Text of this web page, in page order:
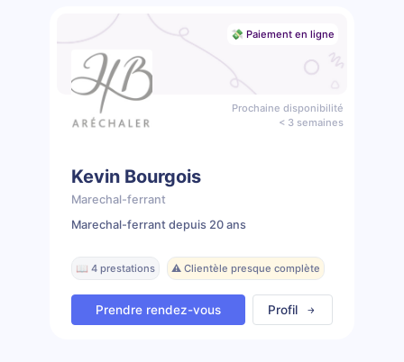
💸 Paiement en ligne
Prochaine disponibilité
< 3 semaines
Kevin Bourgois
Marechal-ferrant
Marechal-ferrant depuis 20 ans
📖 4 prestations ⚠️ Clientèle presque complète
Prendre rendez-vous Profil